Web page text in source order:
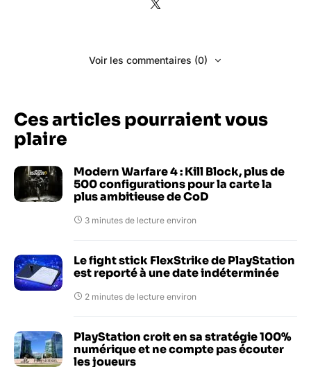
Voir les commentaires (0)
Ces articles pourraient vous
plaire
Modern Warfare 4 : Kill Block, plus de
500 configurations pour la carte la
plus ambitieuse de CoD
3 minutes de lecture environ
Le fight stick FlexStrike de PlayStation
est reporté à une date indéterminée
2 minutes de lecture environ
PlayStation croit en sa stratégie 100%
numérique et ne compte pas écouter
les joueurs